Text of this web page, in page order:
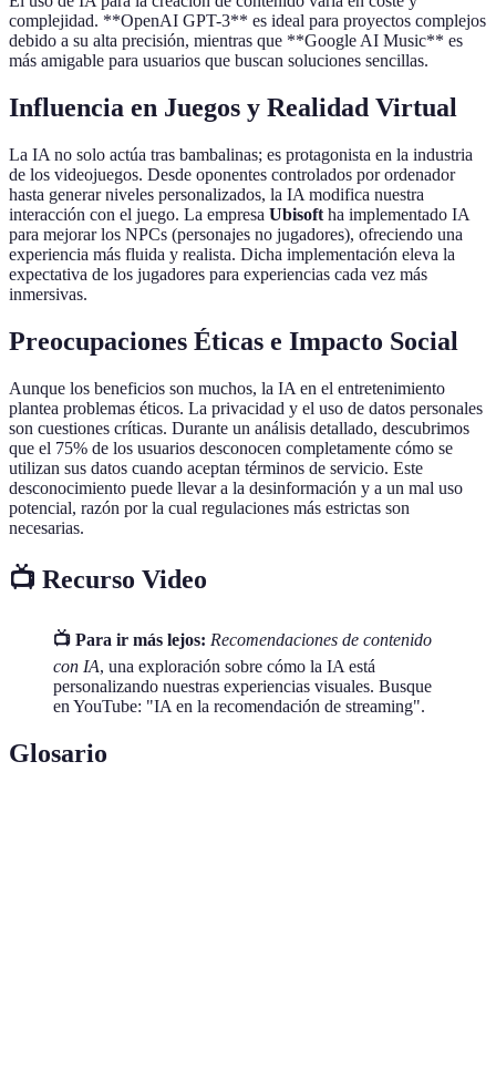
complejidad. **OpenAI GPT-3** es ideal para proyectos complejos
debido a su alta precisión, mientras que **Google AI Music** es
más amigable para usuarios que buscan soluciones sencillas.
Influencia en Juegos y Realidad Virtual
La IA no solo actúa tras bambalinas; es protagonista en la industria
de los videojuegos. Desde oponentes controlados por ordenador
hasta generar niveles personalizados, la IA modifica nuestra
interacción con el juego. La empresa Ubisoft ha implementado IA
para mejorar los NPCs (personajes no jugadores), ofreciendo una
experiencia más fluida y realista. Dicha implementación eleva la
expectativa de los jugadores para experiencias cada vez más
inmersivas.
Preocupaciones Éticas e Impacto Social
Aunque los beneficios son muchos, la IA en el entretenimiento
plantea problemas éticos. La privacidad y el uso de datos personales
son cuestiones críticas. Durante un análisis detallado, descubrimos
que el 75% de los usuarios desconocen completamente cómo se
utilizan sus datos cuando aceptan términos de servicio. Este
desconocimiento puede llevar a la desinformación y a un mal uso
potencial, razón por la cual regulaciones más estrictas son
necesarias.
📺 Recurso Video
📺 Para ir más lejos: Recomendaciones de contenido
con IA, una exploración sobre cómo la IA está
personalizando nuestras experiencias visuales. Busque
en YouTube: "IA en la recomendación de streaming".
Glosario